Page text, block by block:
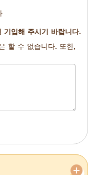
기입해 주시기 바랍니다.
할 수 없습니다. 또한,